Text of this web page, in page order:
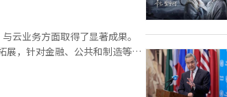
云业务方面取得了显著成果。
展，针对金融、公共和制造等领